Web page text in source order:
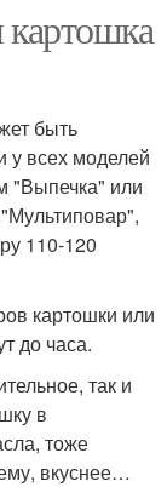
картошка
быть
у всех моделей
"Выпечка" или
110-120
картошки или
до часа.
так и
в
тоже
вкуснее…